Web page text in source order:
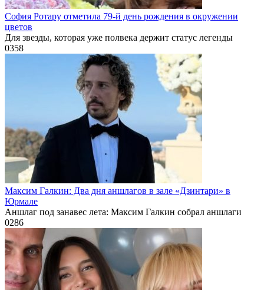
София Ротару отметила 79-й день рождения в окружении
цветов
Для звезды, которая уже полвека держит статус легенды
0358
Максим Галкин: Два дня аншлагов в зале «Дзинтари» в
Юрмале
Аншлаг под занавес лета: Максим Галкин собрал аншлаги
0286